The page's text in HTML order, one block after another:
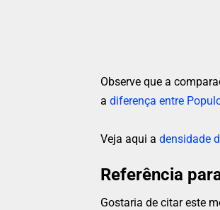
Observe que a
a diferença entre
Veja aqui a densidade
Referência
Gostaria de citar este